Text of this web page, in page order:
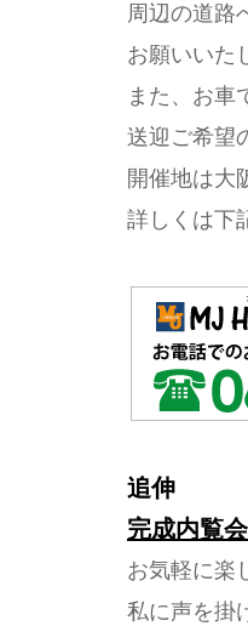
周辺の道路
お願いいた
また、お車
送迎ご希望
開催地は大
詳しくは下
追伸
完成内覧
お気軽に楽
私に声を掛